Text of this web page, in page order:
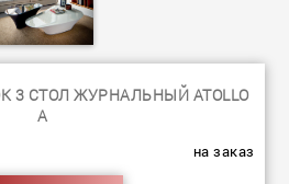
3 СТОЛ ЖУРНАЛЬНЫЙ ATOLLO
A
на заказ